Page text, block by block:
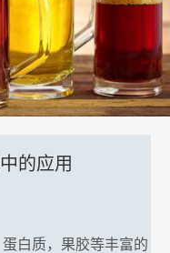
的应用
白质，果胶等丰富的